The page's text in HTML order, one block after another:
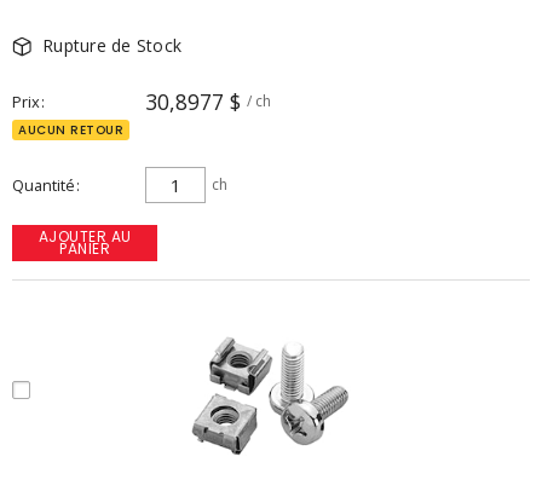
Rupture de Stock
Prix 30,8977 $ / ch
AUCUN RETOUR
Quantité ch
AJOUTER AU
PANIER